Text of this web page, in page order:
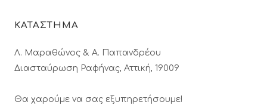
ΚΑΤΑΣΤΗΜΑ
Λ. Μαραθώνος & A. Παπανδρέου
Διασταύρωση Ραφήνας, Αττική, 19009
Θα χαρούμε να σας εξυπηρετήσουμε!